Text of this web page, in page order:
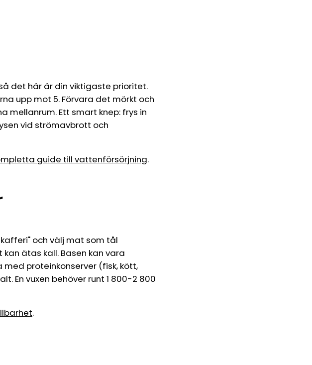
det här är din viktigaste prioritet.
upp mot 5. Förvara det mörkt och
mellanrum. Ett smart knep: frys in
vid strömavbrott och
guide till vattenförsörjning.
och välj mat som tål
ätas kall. Basen kan vara
proteinkonserver (fisk, kött,
En vuxen behöver runt 1 800-2 800
.